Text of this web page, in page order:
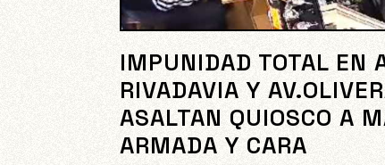
IMPUNIDAD TOTAL EN
RIVADAVIA Y
ASALTAN QUIOSCO A
ARMADA Y CARA